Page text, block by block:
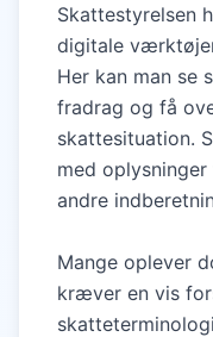
Skattestyrelsen
digitale
Her kan man se
fradrag og få
skattesituation.
med
andre
Mange oplever
kræver en vis